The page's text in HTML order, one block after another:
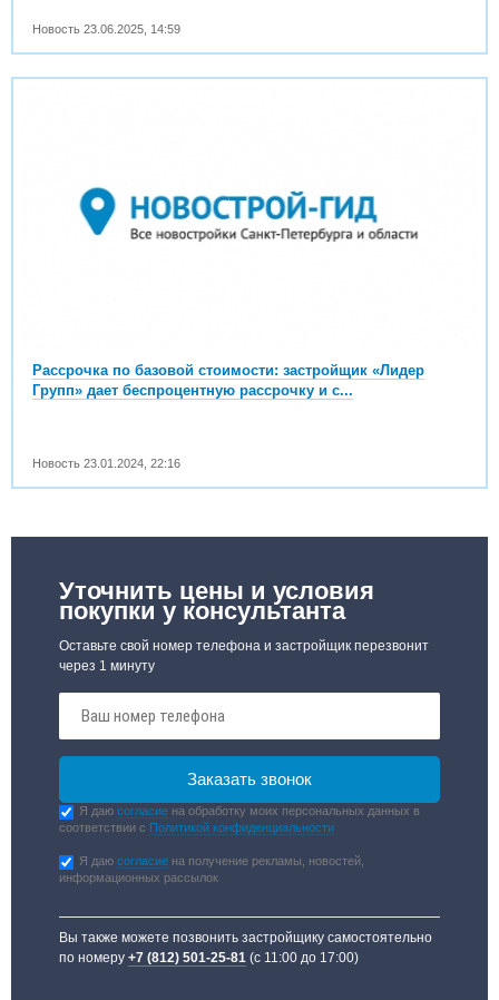
Новость23.06.2025 14:59
Рассрочка по базовой стоимости: застройщик «Лидер
Групп» дает беспроцентную рассрочку и с...
Новость23.01.2024 ,22:16
Уточнить цены и условия
покупки у консультанта
Оставьте свой номер телефона и застройщик перезвонит
через 1 минуту
Я даюсогласие на обработку моих персональных данных в
соответствии с Политикой конфиденциальности
Я даюсогласие на получение рекламы, новостей,
информационных рассылок
Вы также можете позвонить застройщику самостоятельно
по номеру+7 (812) 501-25-81 (с 11:00 до 17:00)